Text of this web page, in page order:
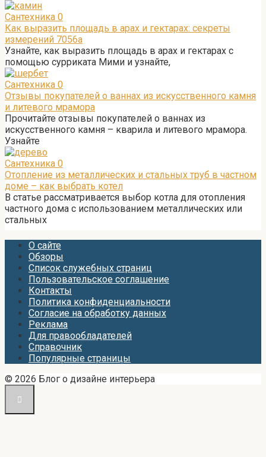
Сантехника 0
Как выразить площадь в арах и гектарах: секреты
измерений 7056а
Узнайте, как выразить площадь в арах и гектарах с
помощью сурриката Мими и узнайте,
Сантехника 0
Отзывы покупателей о ваннах из искусственного камня
и литевого мрамора
Прочитайте отзывы покупателей о ваннах из
искусственного камня – кварила и литевого мрамора.
Узнайте
Сантехника 0
Отопление из металлических и стальных труб в частном
доме – как выбрать котел
В статье рассматривается выбор котла для отопления
частного дома с использованием металлических или
стальных
О сайте
Обзоры
Список служебных страниц
Пользовательское соглашение
Контакты
Политика конфиденциальности
Согласие на обработку данных
Реклама
Для правообладателей
Справочник
Популярные страницы
© 2026 Блог о дизайне интерьера